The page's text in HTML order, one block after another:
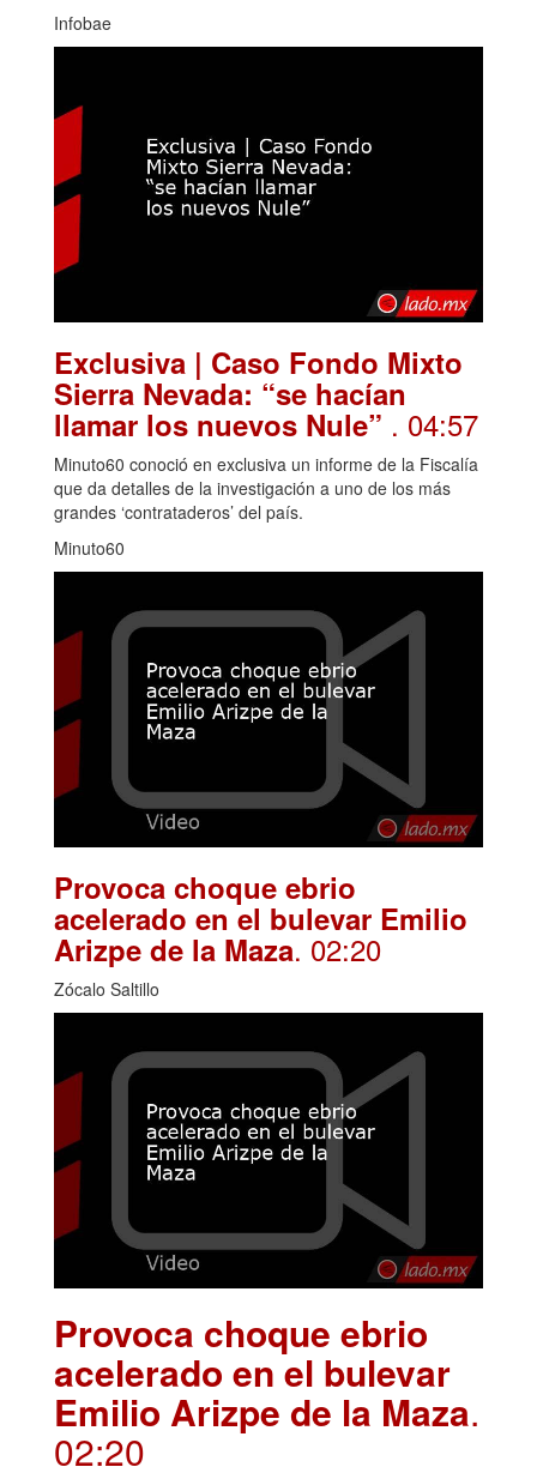
Infobae
Exclusiva | Caso Fondo Mixto
Sierra Nevada: “se hacían
llamar los nuevos Nule” . 04:57
Minuto60 conoció en exclusiva un informe de la Fiscalía
que da detalles de la investigación a uno de los más
grandes ‘contrataderos’ del país.
Minuto60
Provoca choque ebrio
acelerado en el bulevar Emilio
Arizpe de la Maza. 02:20
Zócalo Saltillo
Provoca choque ebrio
acelerado en el bulevar
Emilio Arizpe de la Maza.
02:20